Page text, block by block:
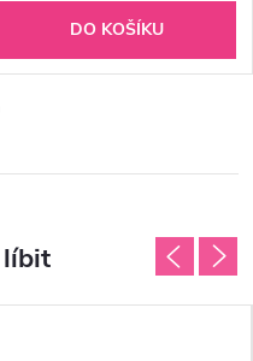
DO KOŠÍKU